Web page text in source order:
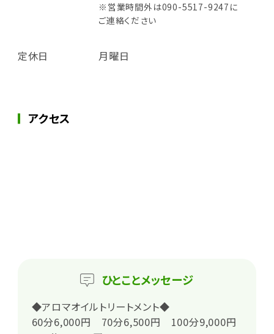
※営業時間外は090-5517-9247に
ご連絡ください
定休日 月曜日
アクセス
ひとことメッセージ
◆アロマオイルトリートメント◆
60分6,000円 70分6,500円 100分9,000円